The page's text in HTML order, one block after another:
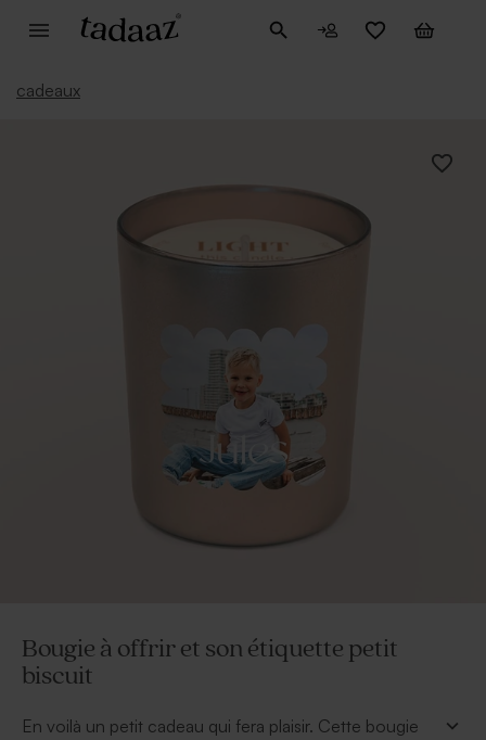
cadeaux
Bougie à offrir et son étiquette petit
biscuit
En voilà un petit cadeau qui fera plaisir. Cette bougie